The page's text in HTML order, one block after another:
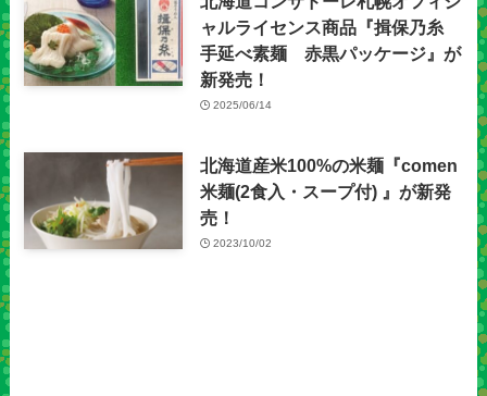
ャルライセンス商品『揖保乃糸
手延べ素麺 赤黒パッケージ』が
新発売！
2025/06/14
北海道産米100%の米麺『comen
米麺(2食入・スープ付) 』が新発
売！
2023/10/02